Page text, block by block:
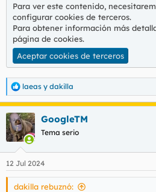
Para ver este contenido,
configurar cookies de terceros.
Para obtener información más
página de cookies.
Aceptar cookies de terceros
R
e
a
c
c
i
e
s
laeas y dakilla
GoogleTM
Tema serio
12 Jul 2024
dakilla rebuznó: